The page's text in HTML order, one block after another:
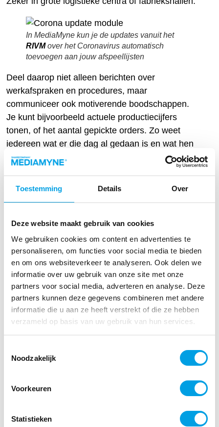
Toestemming Details Over
Deze website maakt gebruik van cookies
We gebruiken cookies om content en advertenties te
personaliseren, om functies voor social media te bieden
en om ons websiteverkeer te analyseren. Ook delen we
informatie over uw gebruik van onze site met onze
partners voor social media, adverteren en analyse. Deze
partners kunnen deze gegevens combineren met andere
informatie die u aan ze heeft verstrekt of die ze hebben
verzameld op basis van uw gebruik van hun services.
Noodzakelijk
Voorkeuren
Statistieken
In MediaMyne kun je de updates vanuit het
RIVMover het Coronavirus automatisch
toevoegen aan jouw afspeellijsten
Deel daarop niet alleen berichten over
werkafspraken en procedures, maar
communiceer ook motiverende boodschappen.
Je kunt bijvoorbeeld actuele productiecijfers
tonen, of het aantal gepickte orders. Zo weet
iedereen wat er die dag al gedaan is en wat hen
nog te wachten staat.
Ook informele boodschappen zijn op dit moment
belangrijk. Zo kun je een medewerker bedanken
die doorwerkt tijdens zijn verjaardag of stil staan
De uitdaging voor white
collar organisaties
Bij de meeste white collar organisaties komen
medewerkers helemaal niet meer bijeen op
kantoor om verspreiding van het coronavirus
tegen te gaan. Nu is de populariteit van
thuiswerken sowieso de laatste jaren gegroeid,
gedwongen om hun deuren te sluiten en
Telecombedrijven zien pieken in dataverbruik,
tools, die vooral worden gebruikt door